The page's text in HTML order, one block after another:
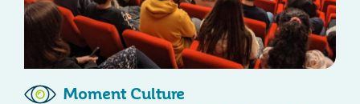
Moment Culture